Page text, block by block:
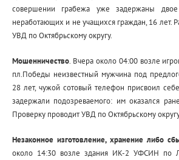
совершении грабежа уже задержаны двое
неработающих и не учащихся граждан, 16 лет.
УВД по Октябрьскому округу.
Мошенничество. Вчера около 04:00 возле
пл.Победы неизвестный мужчина под
28 лет, чужой сотовый телефон присвоил
задержали подозреваемого: им оказался
Проверку проводит УВД по Октябрьскому
Незаконное изготовление, хранение либо
около 14:30 возле здания ИК-2 УФСИН по